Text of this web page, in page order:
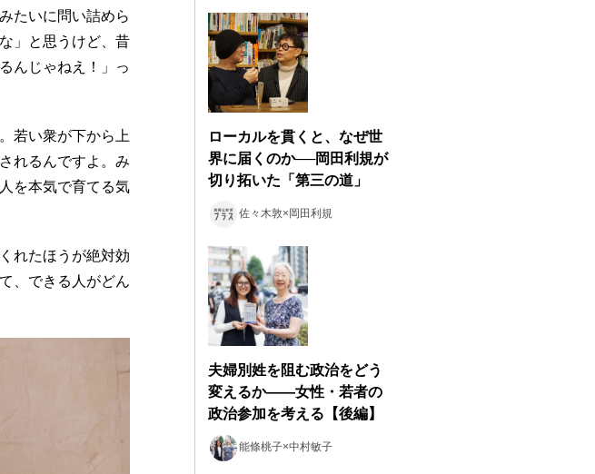
たいに問い詰めら
」と思うけど、昔
んじゃねえ！」っ
若い衆が下から上
れるんですよ。み
を本気で育てる気
れたほうが絶対効
、できる人がどん
ローカルを貫くと、なぜ世
界に届くのか──岡田利規が
切り拓いた「第三の道」
佐々木敦×岡田利規
夫婦別姓を阻む政治をどう
変えるか――女性・若者の
政治参加を考える【後編】
能條桃子×中村敏子